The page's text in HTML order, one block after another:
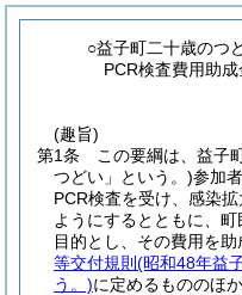
○益子町二十歳のつ
PCR検査費用助
(趣旨)
第1条
この要綱は、益子
つどい」という。)参加
PCR検査を受け、感染
ようにするとともに、
目的とし、その費用を助
等交付規則 (昭和48年益
う。)に定めるもののほ